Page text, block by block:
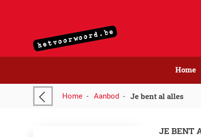
Home
Home - Aanbod - Je bent al alles
JE BENT